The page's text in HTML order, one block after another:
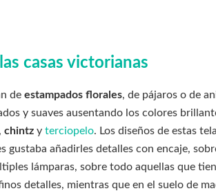
casas victorianas
de estampados florales, de pájaros o de
y suaves ausentando los colores
chintz y terciopelo. Los diseños de estas
gustaba añadirles detalles con encaje,
lámparas, sobre todo aquellas que
detalles, mientras que en el suelo de